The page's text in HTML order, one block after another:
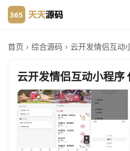
首页 › 综合源码 › 云开发情侣互动
云开发情侣互动小程序